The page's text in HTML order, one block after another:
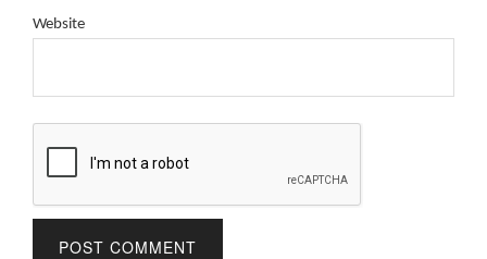
Website